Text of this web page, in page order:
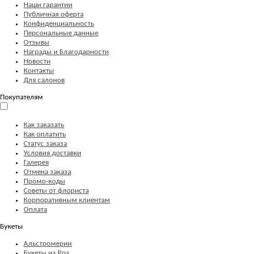
Наши гарантии
Публичная оферта
Конфиденциальность
Персональные данные
Отзывы
Награды и Благодарности
Новости
Контакты
Для салонов
Покупателям
Как заказать
Как оплатить
Статус заказа
Условия доставки
Галерея
Отмена заказа
Промо-коды
Советы от флориста
Корпоративным клиентам
Оплата
Букеты
Альстромерии